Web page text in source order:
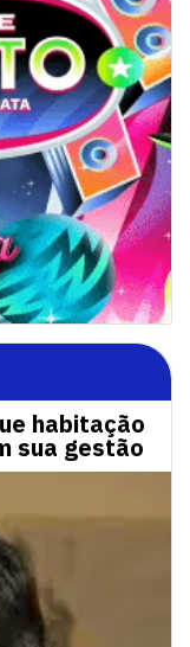
habitação
sua gestão